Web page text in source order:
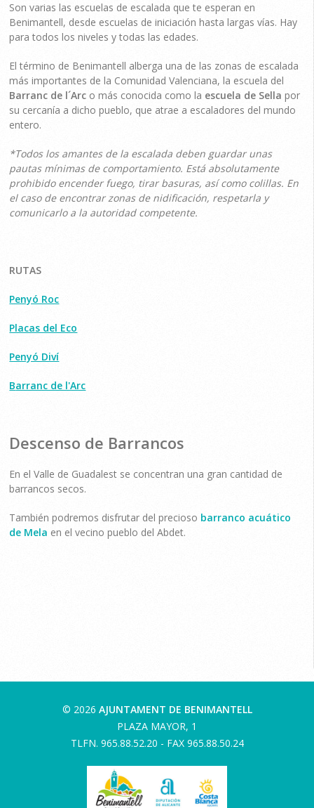
Son varias las escuelas de escalada que te esperan en
Benimantell, desde escuelas de iniciación hasta largas vías. Hay
para todos los niveles y todas las edades.
El término de Benimantell alberga una de las zonas de escalada
más importantes de la Comunidad Valenciana, la escuela del
Barranc de l´Arc o más conocida como la escuela de Sella por
su cercanía a dicho pueblo, que atrae a escaladores del mundo
entero.
*Todos los amantes de la escalada deben guardar unas
pautas mínimas de comportamiento. Está absolutamente
prohibido encender fuego, tirar basuras, así como colillas. En
el caso de encontrar zonas de nidificación, respetarla y
comunicarlo a la autoridad competente.
RUTAS
Penyó Roc
Placas del Eco
Penyó Diví
Barranc de l'Arc
Descenso de Barrancos
En el Valle de Guadalest se concentran una gran cantidad de
barrancos secos.
También podremos disfrutar del precioso barranco acuático
de Mela en el vecino pueblo del Abdet.
© 2026 AJUNTAMENT DE BENIMANTELL
PLAZA MAYOR, 1
TLFN. 965.88.52.20 - FAX 965.88.50.24